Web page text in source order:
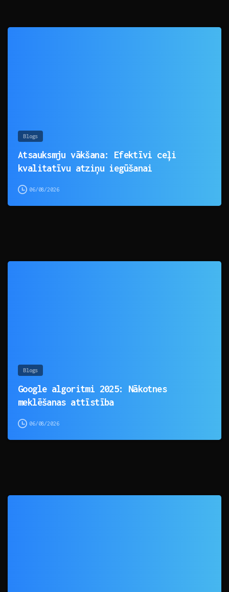
Blogs
Atsauksmju vākšana: Efektīvi ceļi
kvalitatīvu atziņu iegūšanai
06/08/2026
Blogs
Google algoritmi 2025: Nākotnes
meklēšanas attīstība
06/08/2026